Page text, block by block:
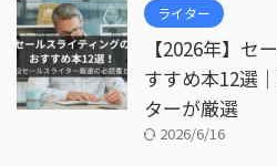
ライター
【2026年】セ
すすめ本12選
ターが厳選
2026/6/16